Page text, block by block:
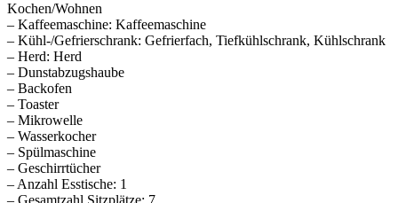
Kochen/Wohnen
– Kaffeemaschine: Kaffeemaschine
– Kühl-/Gefrierschrank: Gefrierfach, Tiefkühlschrank, Kühlschrank
– Herd: Herd
– Dunstabzugshaube
– Backofen
– Toaster
– Mikrowelle
– Wasserkocher
– Spülmaschine
– Geschirrtücher
– Anzahl Esstische: 1